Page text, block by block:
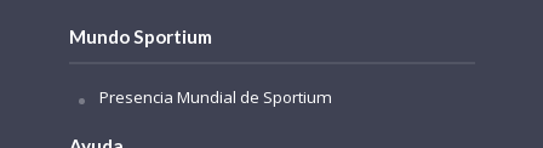
Mundo Sportium
Presencia Mundial de Sportium